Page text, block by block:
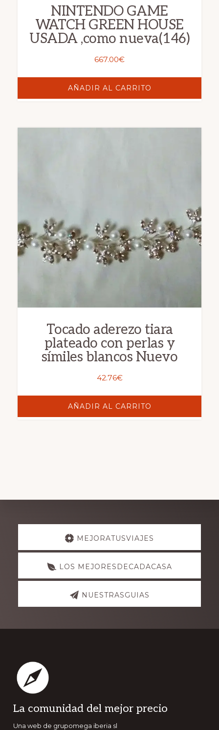
NINTENDO GAME
WATCH GREEN HOUSE
USADA ,como nueva(146)
667.00€
AÑADIR AL CARRITO
Tocado aderezo tiara
plateado con perlas y
símiles blancos Nuevo
42.76€
AÑADIR AL CARRITO
Explore
MEJORATUSVIAJES
LOS MEJORESDECADACASA
NUESTRASGUIAS
Footer
La comunidad del mejor precio
Una web de grupomega iberia sl